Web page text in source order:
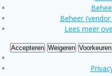
Beheer
Lees meer
Accepteren Weigeren Voorkeuren